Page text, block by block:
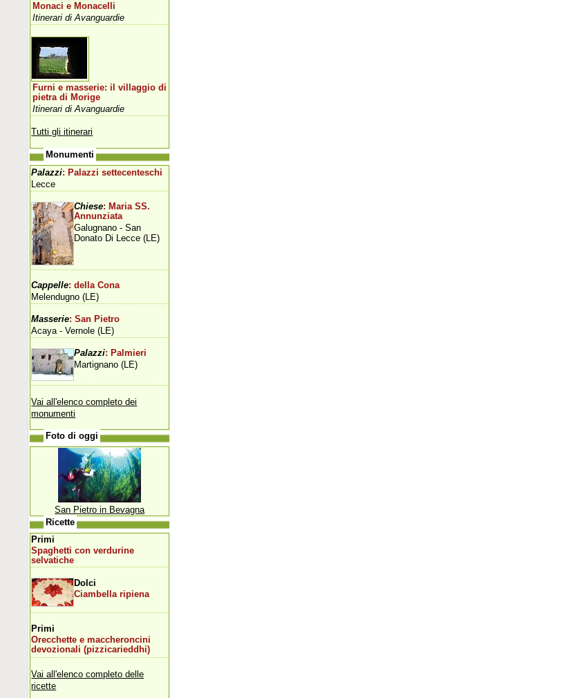
Monaci e Monacelli
Itinerari di Avanguardie
Furni e masserie: il villaggio di
pietra di Morige
Itinerari di Avanguardie
Tutti gli itinerari
Monumenti
Palazzi: Palazzi settecenteschi
Lecce
Chiese: Maria SS.
Annunziata
Galugnano - San
Donato Di Lecce (LE)
Cappelle: della Cona
Melendugno (LE)
Masserie: San Pietro
Acaya - Vernole (LE)
Palazzi: Palmieri
Martignano (LE)
Vai all'elenco completo dei
monumenti
Foto di oggi
San Pietro in Bevagna
Ricette
Primi
Spaghetti con verdurine
selvatiche
Dolci
Ciambella ripiena
Primi
Orecchette e maccheroncini
devozionali (pizzicarieddhi)
Vai all'elenco completo delle
ricette